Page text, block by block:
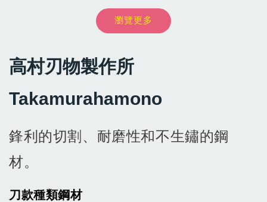
+NT$ 899
瀏覽更多
高村刃物製作所
Takamurahamono
鋒利的切割、耐磨性和不生鏽的鋼
材。
刀款種類鋼材